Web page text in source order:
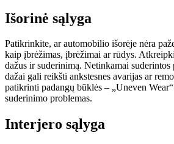
Išorinė sąlyga
Patikrinkite, ar automobilio išorėje nėra
kaip įbrėžimas, įbrėžimai ar rūdys.
dažus ir suderinimą. Netinkamai suderintos
dažai gali reikšti ankstesnes avarijas ar
patikrinti padangų būklės – „Uneven
suderinimo problemas.
Interjero sąlyga